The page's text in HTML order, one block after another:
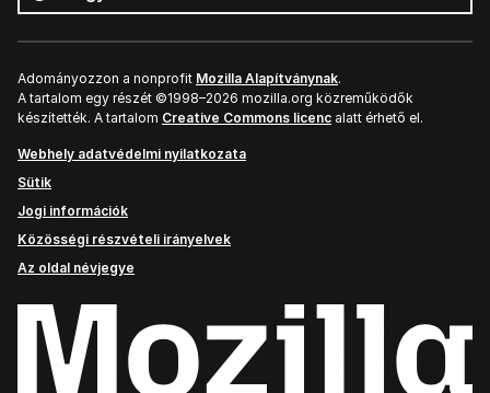
Adományozzon a nonprofit Mozilla Alapítványnak.
A tartalom egy részét ©1998–2026 mozilla.org közreműködők
készítették. A tartalom Creative Commons licenc alatt érhető el.
Webhely adatvédelmi nyilatkozata
Sütik
Jogi információk
Közösségi részvételi irányelvek
Az oldal névjegye